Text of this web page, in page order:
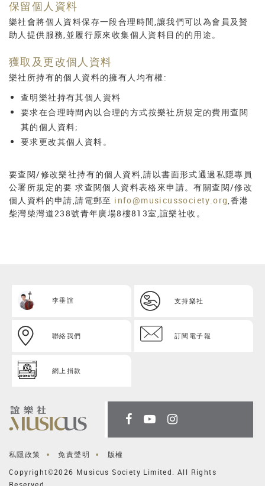
保留個人資料
樂社會將個人資料保存一段合理時間,讓我們可以為會員及贊
助人提供服務,並履行原來收集個人資料目的的用途。
獲取及更改個人資料
樂社所持有的個人資料的擁有人均有權:
查明樂社持有其個人資料
要求在合理時間內以合理的方式按樂社所規定的費用查閱
其的個人資料;
要求更改其個人資料。
要查閱/修改樂社持有的個人資料,請以書面形式通過私隱專員
公署所規定的要 求查閱個人資料表格來申請。有關查閱/修改
個人資料的申請,請電郵至 info@musicussociety.org,香港
柴灣柴灣道238號青年廣場8樓813室,誼樂社收。
李垂誼 支持樂社
聯絡我們 訂閱電子報
網上捐款
私隱政策 免責聲明
版權
Copyright©2026 Musicus Society Limited. All Rights